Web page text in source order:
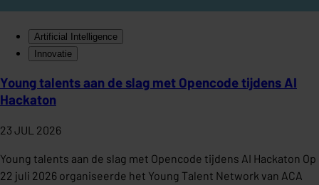
Artificial Intelligence
Innovatie
Young talents aan de slag met Opencode tijdens AI
Hackaton
23 JUL 2026
Young talents aan de slag met Opencode tijdens AI Hackaton Op
22 juli 2026 organiseerde het Young Talent Network van ACA